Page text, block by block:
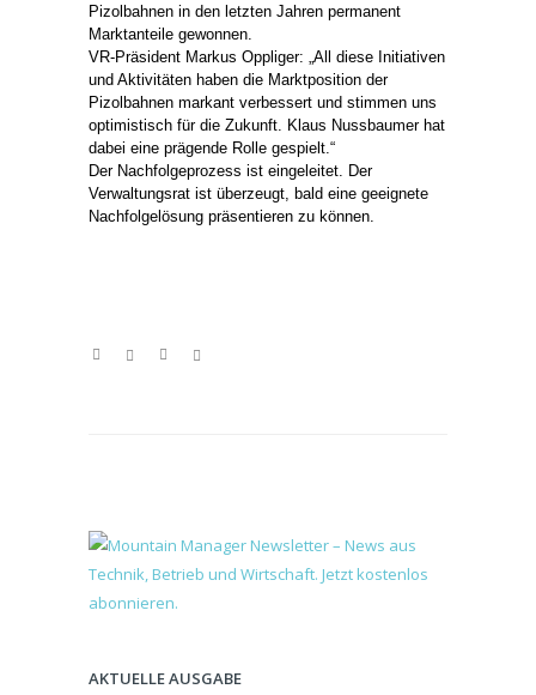
Pizolbahnen in den letzten Jahren permanent
Marktanteile gewonnen.
VR-Präsident Markus Oppliger: „All diese Initiativen
und Aktivitäten haben die Marktposition der
Pizolbahnen markant verbessert und stimmen uns
optimistisch für die Zukunft. Klaus Nussbaumer hat
dabei eine prägende Rolle gespielt.“
Der Nachfolgeprozess ist eingeleitet. Der
Verwaltungsrat ist überzeugt, bald eine geeignete
Nachfolgelösung präsentieren zu können.
AKTUELLE AUSGABE